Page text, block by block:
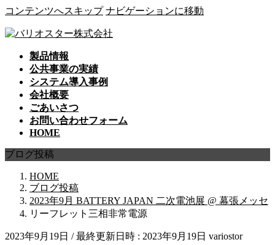
コンテンツへスキップ ナビゲーションに移動
製品情報
公共事業の実績
システム導入事例
会社概要
ごあいさつ
お問い合わせフォーム
HOME
ブログ投稿
HOME
ブログ投稿
2023年9月 BATTERY JAPAN 二次電池展 @ 幕張メッセ
リーフレット三相非常電源
2023年9月19日 / 最終更新日時 : 2023年9月19日 variostor